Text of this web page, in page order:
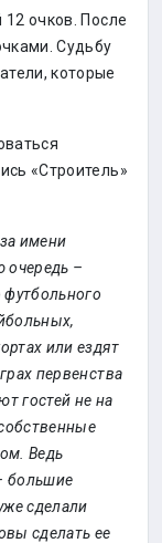
очков. После
Судьбу
которые
«Строитель»
имени
очередь –
футбольного
или ездят
первенства
гостей не на
Ведь
большие
сделали
сделать ее